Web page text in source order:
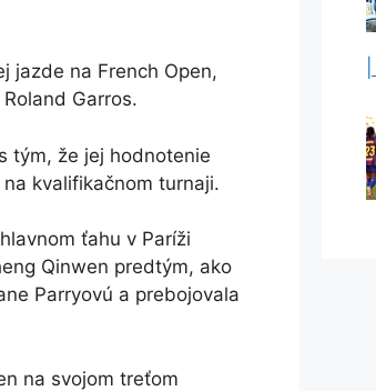
jazde na French Open,
Garros.
tým, že jej hodnotenie
kvalifikačnom turnaji.
ťahu v Paríži
Qinwen predtým, ako
Parryovú a prebojovala
na svojom treťom